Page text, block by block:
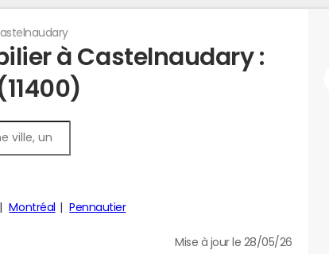
à Castelnaudary :
Montréal Pennautier
Mise à jour le 28/05/26